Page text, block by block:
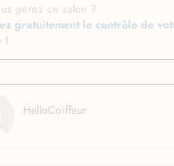
gérez ce salon ?
gratuitement le contrôle de
!
HelloCoiffeur